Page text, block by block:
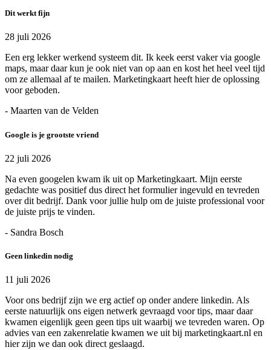
Dit werkt fijn
28 juli 2026
Een erg lekker werkend systeem dit. Ik keek eerst vaker via google
maps, maar daar kun je ook niet van op aan en kost het heel veel tijd
om ze allemaal af te mailen. Marketingkaart heeft hier de oplossing
voor geboden.
- Maarten van de Velden
Google is je grootste vriend
22 juli 2026
Na even googelen kwam ik uit op Marketingkaart. Mijn eerste
gedachte was positief dus direct het formulier ingevuld en tevreden
over dit bedrijf. Dank voor jullie hulp om de juiste professional voor
de juiste prijs te vinden.
- Sandra Bosch
Geen linkedin nodig
11 juli 2026
Voor ons bedrijf zijn we erg actief op onder andere linkedin. Als
eerste natuurlijk ons eigen netwerk gevraagd voor tips, maar daar
kwamen eigenlijk geen geen tips uit waarbij we tevreden waren. Op
advies van een zakenrelatie kwamen we uit bij marketingkaart.nl en
hier zijn we dan ook direct geslaagd.